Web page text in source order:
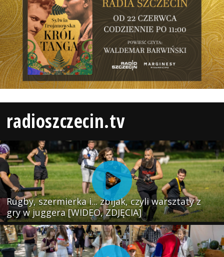
radioszczecin.tv
Rugby, szermierka i... zbijak, czyli warsztaty z
gry w juggera [WIDEO, ZDJĘCIA]